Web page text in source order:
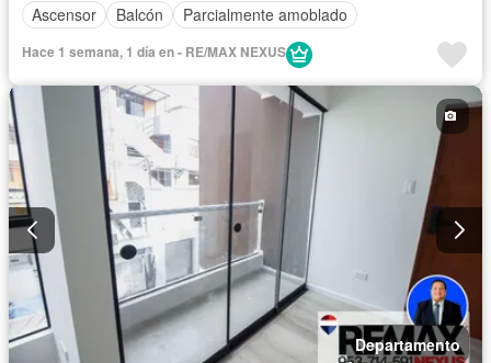
Ascensor
Balcón Parcialmente amoblado
Hace 1 semana, 1 día en - RE/MAX NEXUS
Departamento